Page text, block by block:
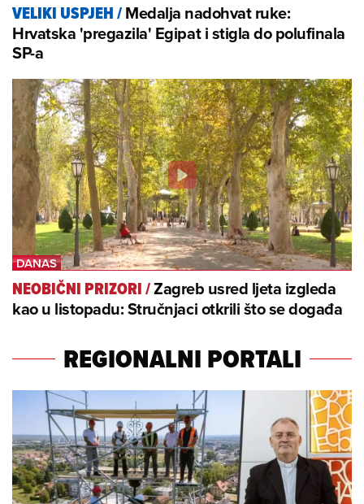
VELIKI USPJEH/Medalja nadohvat ruke:
Hrvatska 'pregazila' Egipat i stigla do polufinala
SP-a
NEOBIČNI PRIZORI/Zagreb usred ljeta izgleda
kao u listopadu: Stručnjaci otkrili što se događa
REGIONALNI PORTALI